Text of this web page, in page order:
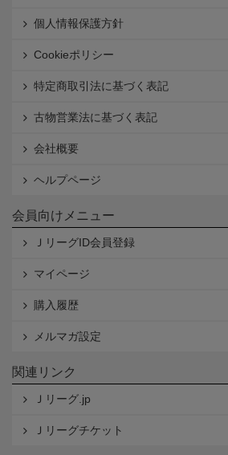
個人情報保護方針
Cookieポリシー
特定商取引法に基づく表記
古物営業法に基づく表記
会社概要
ヘルプページ
会員向けメニュー
ＪリーグID会員登録
マイページ
購入履歴
メルマガ設定
関連リンク
Ｊリーグ.jp
Ｊリーグチケット